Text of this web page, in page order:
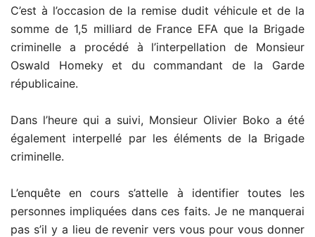
C’est à l’occasion de la remise dudit véhicule et de la
somme de 1,5 milliard de France EFA que la Brigade
criminelle a procédé à l’interpellation de Monsieur
Oswald Homeky et du commandant de la Garde
républicaine.
Dans l’heure qui a suivi, Monsieur Olivier Boko a été
également interpellé par les éléments de la Brigade
criminelle.
L’enquête en cours s’attelle à identifier toutes les
personnes impliquées dans ces faits. Je ne manquerai
pas s’il y a lieu de revenir vers vous pour vous donner